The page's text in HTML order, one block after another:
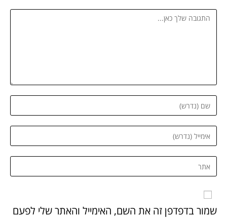
שמור בדפדפן זה את השם, האימייל והאתר שלי לפעם